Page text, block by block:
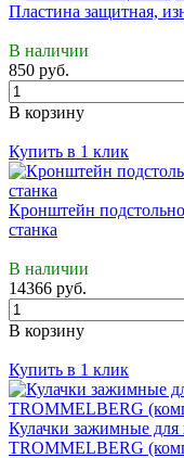
Пластина защитная,
В наличии
850 руб.
В корзину
Купить в 1 клик
Кронштейн
станка
В наличии
14366 руб.
В корзину
Купить в 1 клик
Кулачки зажимные
TROMMELBERG